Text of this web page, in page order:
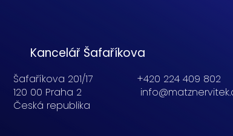
Kancelář Šafaříkova
Šafaříkova 201/17
120 00 Praha 2
Česká republika
+420 224 409 802